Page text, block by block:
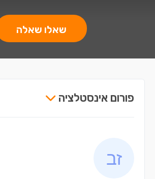
שאלו שאלה
פורום אינסטלציה